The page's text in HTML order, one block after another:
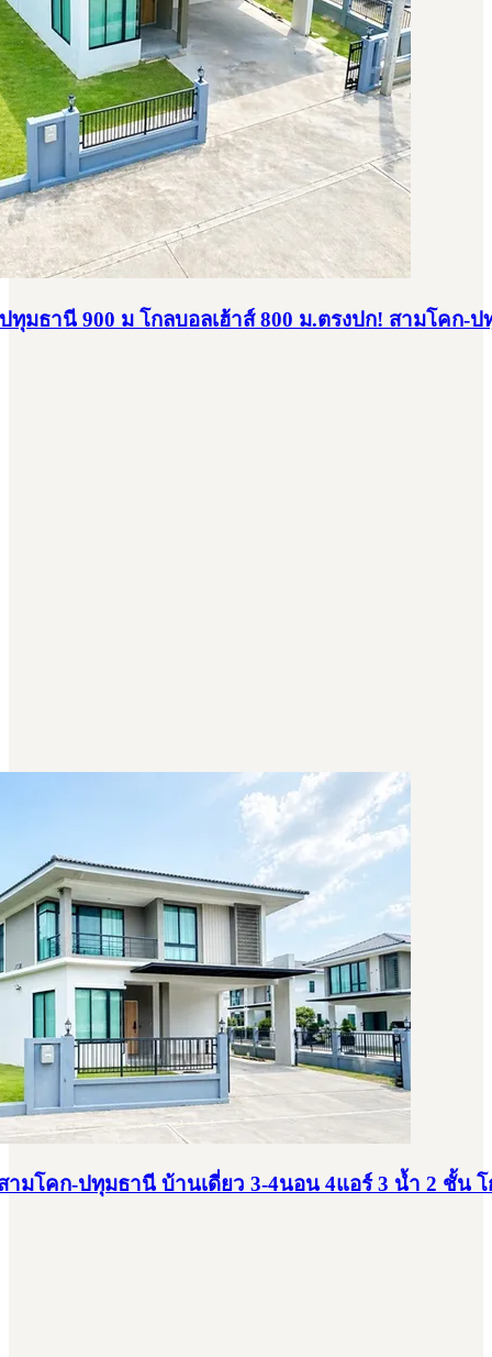
มธานี 900 ม โกลบอลเฮ้าส์ 800 ม.ตรงปก! สามโคก-
ามโคก-ปทุมธานี บ้านเดี่ยว 3-4นอน 4แอร์ 3 น้ำ 2 ชั้น